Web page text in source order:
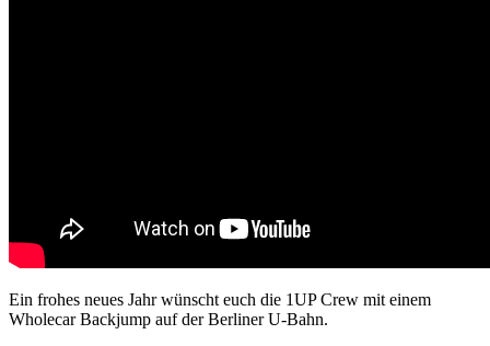
Ein frohes neues Jahr wünscht euch die 1UP Crew mit einem
Wholecar Backjump auf der Berliner U-Bahn.